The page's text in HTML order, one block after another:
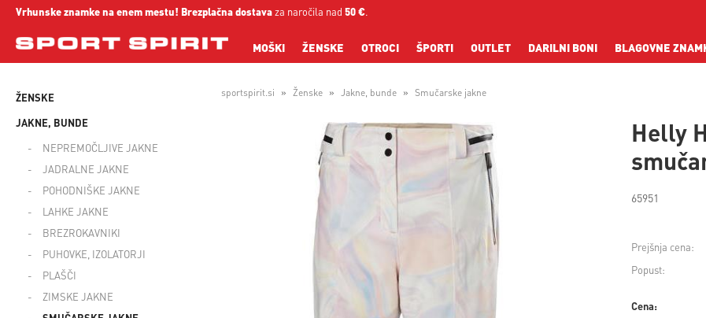
Vrhunske znamke na enem mestu! Brezplačna dostavaza naročila nad 50 €.
MOŠKI ŽENSKE OTROCI ŠPORTI OUTLET DARILNI BONI BLAGOVNE
ŽENSKE
JAKNE, BUNDE
NEPREMOČLJIVE JAKNE
JADRALNE JAKNE
POHODNIŠKE JAKNE
LAHKE JAKNE
BREZROKAVNIKI
PUHOVKE, IZOLATORJI
PLAŠČI
ZIMSKE JAKNE
sportspirit.si Ženske Jakne, bunde Smučarske jakne
Helly
65951
Prejšnja cena:
Popust:
Cena: